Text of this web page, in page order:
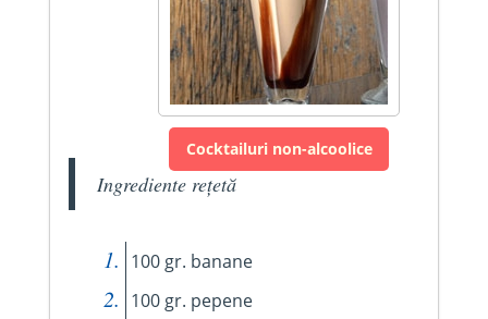
Cocktailuri non-alcoolice
Ingrediente rețetă
100 gr. banane
100 gr. pepene